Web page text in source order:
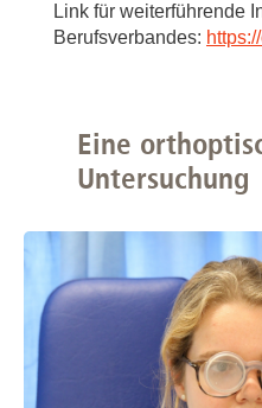
Link für weiterführende
Berufsverbandes:
Eine
Untersuchung